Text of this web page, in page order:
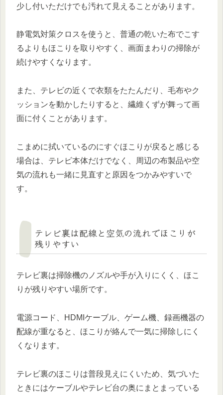
少し付いただけでも汚れて見えることがあります。
静電気対策クロスを使うと、普通の乾いた布でこす
るよりもほこりを取りやすく、画面まわりの掃除が
続けやすくなります。
また、テレビの近くで衣類をたたんだり、毛布やク
ッションを動かしたりすると、繊維くずが舞って画
面に付くことがあります。
こまめに拭いているのにすぐほこりが戻ると感じる
場合は、テレビ本体だけでなく、周辺の布製品や空
気の流れも一緒に見直すと原因をつかみやすいで
す。
テレビ裏は配線と空気の流れでほこりが
残りやすい
テレビ裏は掃除機のノズルや手が入りにくく、ほこ
りが残りやすい場所です。
電源コード、HDMIケーブル、ゲーム機、録画機器の
配線が重なると、ほこりが絡んで一気に掃除しにく
くなります。
テレビ裏のほこりは普段見えにくいため、気づいた
ときにはケーブルやテレビ台の奥にまとまっている